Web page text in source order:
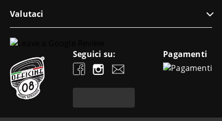
Valutaci
Seguici su: Pagamenti